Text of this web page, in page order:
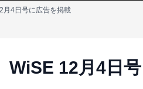
月4日号に広告を掲載
WiSE 12月4日